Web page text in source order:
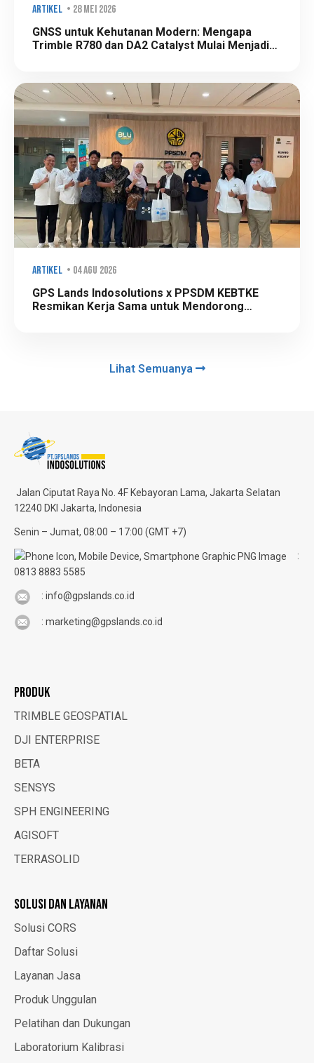
Artikel • 28 Mei 2026
GNSS untuk Kehutanan Modern: Mengapa
Trimble R780 dan DA2 Catalyst Mulai Menjadi
Artikel • 04 Agu 2026
GPS Lands Indosolutions x PPSDM KEBTKE
Resmikan Kerja Sama untuk Mendorong
Lihat Semuanya
Jalan Ciputat Raya No. 4F Kebayoran Lama, Jakarta Selatan
12240 DKI Jakarta, Indonesia
Senin – Jumat, 08:00 – 17:00 (GMT +7)
:
0813 8883 5585
: info@gpslands.co.id
: marketing@gpslands.co.id
PRODUK
TRIMBLE GEOSPATIAL
DJI ENTERPRISE
BETA
SENSYS
SPH ENGINEERING
AGISOFT
TERRASOLID
SOLUSI DAN LAYANAN
Solusi CORS
Daftar Solusi
Layanan Jasa
Produk Unggulan
Pelatihan dan Dukungan
Laboratorium Kalibrasi